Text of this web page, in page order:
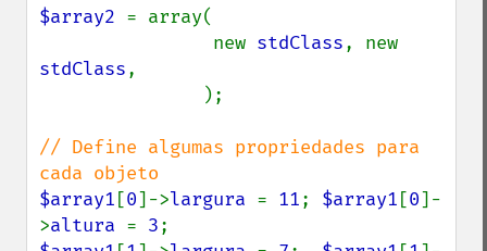
$array2 = array(
                new
stdClass
stdClass,
// Define algumas propriedades para
$array1 [0]->largura = 11; $array1 [0]-
>altura = 3